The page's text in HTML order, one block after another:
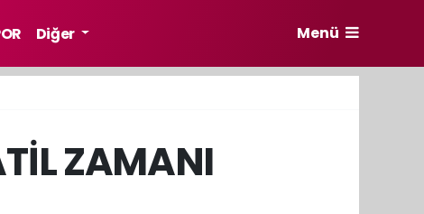
Diğer Menü
ZAMANI